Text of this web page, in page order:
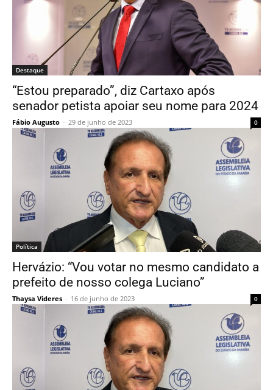
Destaque
“Estou preparado”, diz Cartaxo após
senador petista apoiar seu nome para 2024
Fábio Augusto - 29 de junho de 2023 0
Política
Hervázio: “Vou votar no mesmo candidato a
prefeito de nosso colega Luciano”
Thaysa Videres - 16 de junho de 2023 0